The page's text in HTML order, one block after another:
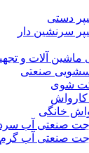
دستی
سرنشین دار
ماشین آلات و
صنعتی
شوی
کارواش
خانگی
صنعتی آب
صنعتی آب گرم